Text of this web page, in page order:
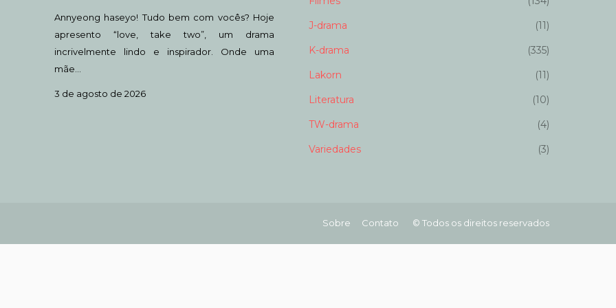
Annyeong haseyo! Tudo bem com vocês? Hoje
apresento “love, take two”, um drama
incrivelmente lindo e inspirador. Onde uma
mãe…
3 de agosto de 2026
J-drama
(11)
K-drama
(335)
Lakorn
(11)
Literatura
(10)
TW-drama
(4)
Variedades
(3)
Sobre Contato © Todos os direitos reservados